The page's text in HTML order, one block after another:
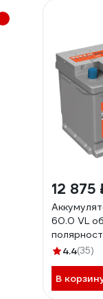
12 875
60.0 VL
4.4(35)
В